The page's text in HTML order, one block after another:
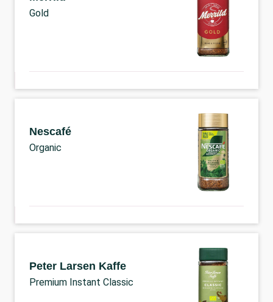
Gold
Nescafé
Organic
Peter Larsen Kaffe
Premium Instant Classic